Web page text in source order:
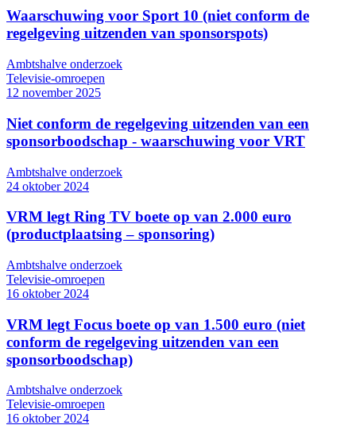
Waarschuwing voor Sport 10 (niet conform de
regelgeving uitzenden van sponsorspots)
Ambtshalve onderzoek
Televisie-omroepen
12 november 2025
Niet conform de regelgeving uitzenden van een
sponsorboodschap - waarschuwing voor VRT
Ambtshalve onderzoek
24 oktober 2024
VRM legt Ring TV boete op van 2.000 euro
(productplaatsing – sponsoring)
Ambtshalve onderzoek
Televisie-omroepen
16 oktober 2024
VRM legt Focus boete op van 1.500 euro (niet
conform de regelgeving uitzenden van een
sponsorboodschap)
Ambtshalve onderzoek
Televisie-omroepen
16 oktober 2024